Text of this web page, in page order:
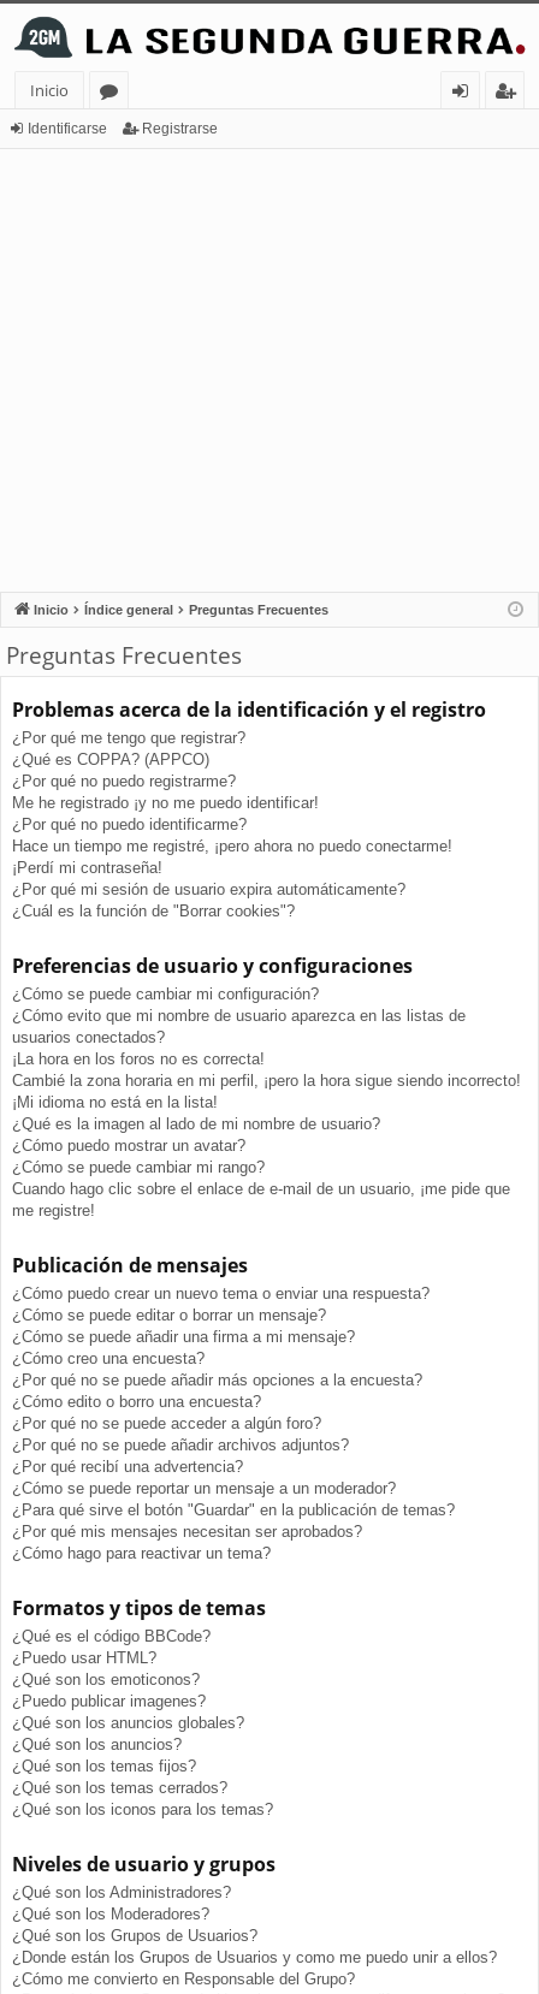
Inicio
or
Identificarse Registrarse
Inicio Índice general Preguntas Frecuentes
Preguntas Frecuentes
Problemas acerca de la identificación y el registro
¿Por qué me tengo que registrar?
¿Qué es COPPA? (APPCO)
¿Por qué no puedo registrarme?
Me he registrado ¡y no me puedo identificar!
¿Por qué no puedo identificarme?
Hace un tiempo me registré, ¡pero ahora no puedo conectarme!
¡Perdí mi contraseña!
¿Por qué mi sesión de usuario expira automáticamente?
¿Cuál es la función de "Borrar cookies"?
Preferencias de usuario y configuraciones
¿Cómo se puede cambiar mi configuración?
¿Cómo evito que mi nombre de usuario aparezca en las listas de
usuarios conectados?
¡La hora en los foros no es correcta!
Cambié la zona horaria en mi perfil, ¡pero la hora sigue siendo incorrecto!
¡Mi idioma no está en la lista!
¿Qué es la imagen al lado de mi nombre de usuario?
¿Cómo puedo mostrar un avatar?
¿Cómo se puede cambiar mi rango?
Cuando hago clic sobre el enlace de e-mail de un usuario, ¡me pide que
me registre!
Publicación de mensajes
¿Cómo puedo crear un nuevo tema o enviar una respuesta?
¿Cómo se puede editar o borrar un mensaje?
¿Cómo se puede añadir una firma a mi mensaje?
¿Cómo creo una encuesta?
¿Por qué no se puede añadir más opciones a la encuesta?
¿Cómo edito o borro una encuesta?
¿Por qué no se puede acceder a algún foro?
¿Por qué no se puede añadir archivos adjuntos?
¿Por qué recibí una advertencia?
¿Cómo se puede reportar un mensaje a un moderador?
¿Para qué sirve el botón "Guardar" en la publicación de temas?
¿Por qué mis mensajes necesitan ser aprobados?
¿Cómo hago para reactivar un tema?
Formatos y tipos de temas
¿Qué es el código BBCode?
¿Puedo usar HTML?
¿Qué son los emoticonos?
¿Puedo publicar imagenes?
¿Qué son los anuncios globales?
¿Qué son los anuncios?
¿Qué son los temas fijos?
¿Qué son los temas cerrados?
¿Qué son los iconos para los temas?
Niveles de usuario y grupos
¿Qué son los Administradores?
¿Qué son los Moderadores?
¿Qué son los Grupos de Usuarios?
¿Donde están los Grupos de Usuarios y como me puedo unir a ellos?
¿Cómo me convierto en Responsable del Grupo?